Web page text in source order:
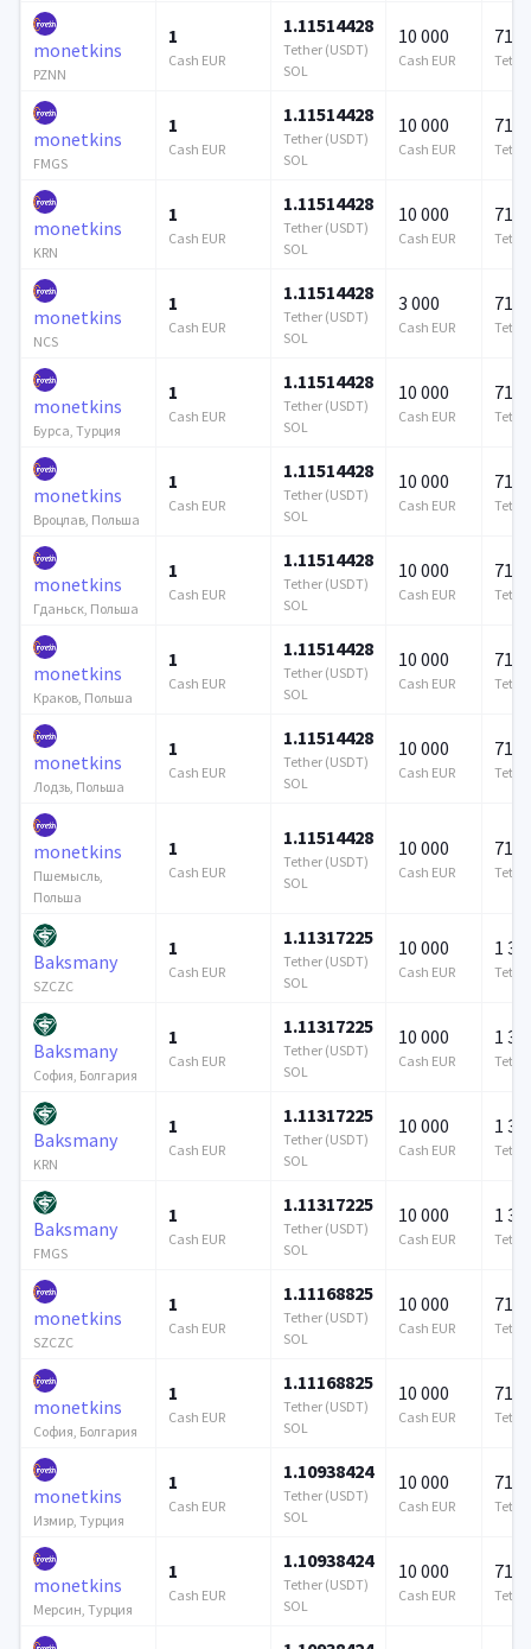
monetkins
PZNN
1
Cash EUR
1.11514428
Tether (USDT)
SOL
10 000
Cash EUR
715
monetkins
FMGS
1
Cash EUR
1.11514428
Tether (USDT)
SOL
10 000
Cash EUR
715
monetkins
KRN
1
Cash EUR
1.11514428
Tether (USDT)
SOL
10 000
Cash EUR
715
monetkins
NCS
1
Cash EUR
1.11514428
Tether (USDT)
SOL
3 000
Cash EUR
715
monetkins
Бурса, Турция
1
Cash EUR
1.11514428
Tether (USDT)
SOL
10 000
Cash EUR
715
monetkins
Вроцлав, Польша
1
Cash EUR
1.11514428
Tether (USDT)
SOL
10 000
Cash EUR
715
monetkins
Гданьск, Польша
1
Cash EUR
1.11514428
Tether (USDT)
SOL
10 000
Cash EUR
715
monetkins
Краков, Польша
1
Cash EUR
1.11514428
Tether (USDT)
SOL
10 000
Cash EUR
715
monetkins
Лодзь, Польша
1
Cash EUR
1.11514428
Tether (USDT)
SOL
10 000
Cash EUR
715
monetkins
Пшемысль,
Польша
1
Cash EUR
1.11514428
Tether (USDT)
SOL
10 000
Cash EUR
715
Baksmany
SZCZC
1
Cash EUR
1.11317225
Tether (USDT)
SOL
10 000
Cash EUR
1
Baksmany
София, Болгария
1
Cash EUR
1.11317225
Tether (USDT)
SOL
10 000
Cash EUR
1
Baksmany
KRN
1
Cash EUR
1.11317225
Tether (USDT)
SOL
10 000
Cash EUR
1
Baksmany
FMGS
1
Cash EUR
1.11317225
Tether (USDT)
SOL
10 000
Cash EUR
1
monetkins
SZCZC
1
Cash EUR
1.11168825
Tether (USDT)
SOL
10 000
Cash EUR
715
monetkins
София, Болгария
1
Cash EUR
1.11168825
Tether (USDT)
SOL
10 000
Cash EUR
715
monetkins
Измир, Турция
1
Cash EUR
1.10938424
Tether (USDT)
SOL
10 000
Cash EUR
715
monetkins
Мерсин, Турция
1
Cash EUR
1.10938424
Tether (USDT)
SOL
10 000
Cash EUR
715